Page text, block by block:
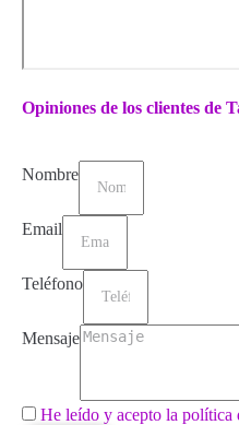
Opiniones de los clientes de
Nombre
Email
Teléfono
Mensaje
He leído y acepto la política